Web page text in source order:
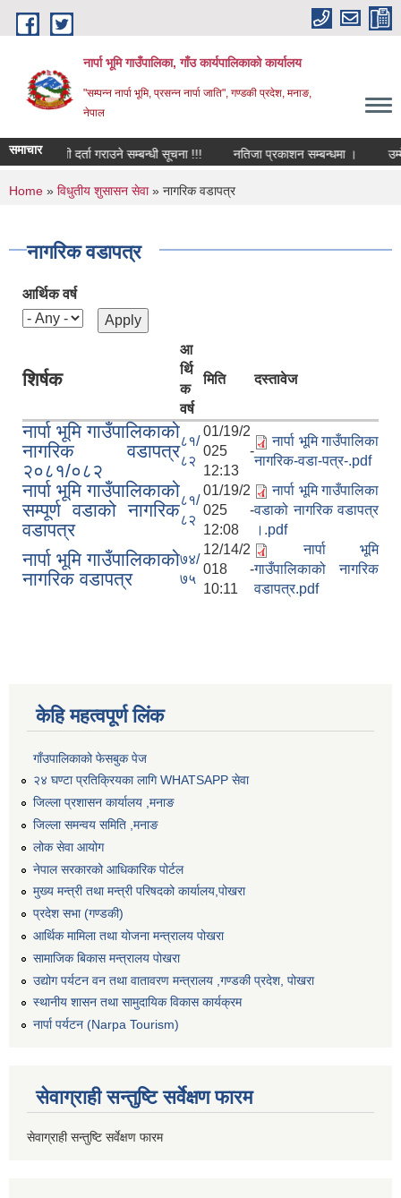
Skip to main content
नार्पा भूमि गाउँपालिका, गाँउ कार्यपालिकाको कार्यालय
"सम्पन्न नार्पा भूमि, प्रसन्न नार्पा जाति", गण्डकी प्रदेश, मनाङ,
नेपाल
समाचार सूची दर्ता गराउने सम्बन्धी सूचना !!! नतिजा प्रकाशन सम्बन्धमा ।
You are here
Home » विधुतीय शुसासन सेवा» नागरिक वडापत्र
नागरिक वडापत्र
आर्थिक वर्ष
शिर्षक
आ
र्थि
क
वर्ष
मिति दस्तावेज
नार्पा भूमि गाउँपालिकाको
नागरिक वडापत्र
२०८१/०८२
८१/
८२
01/19/2
025 -
12:13
नार्पा भूमि गाउँपालिका
नागरिक-वडा-पत्र-.pdf
नार्पा भूमि गाउँपालिकाको
सम्पूर्ण वडाको नागरिक
वडापत्र
८१/
८२
01/19/2
025 -
12:08
नार्पा भूमि गाउँपालिका
वडाको नागरिक वडापत्र
।.pdf
नार्पा भूमि गाउँपालिकाको
नागरिक वडापत्र
७४/
७५
12/14/2
018 -
10:11
नार्पा भूमि
गाउँपालिकाको नागरिक
वडापत्र.pdf
केहि महत्वपूर्ण लिंक
गाँउपालिकाको फेसबुक पेज
२४ घण्टा प्रतिक्रियका लागि WHATSAPP सेवा
जिल्ला प्रशासन कार्यालय ,मनाङ
जिल्ला समन्वय समिति ,मनाङ
लोक सेवा आयोग
नेपाल सरकारको आधिकारिक पोर्टल
मुख्य मन्त्री तथा मन्त्री परिषदको कार्यालय,पोखरा
प्रदेश सभा (गण्डकी)
आर्थिक मामिला तथा योजना मन्त्रालय पोखरा
सामाजिक बिकास मन्त्रालय पोखरा
उद्योग पर्यटन वन तथा वातावरण मन्त्रालय ,गण्डकी प्रदेश, पोखरा
स्थानीय शासन तथा सामुदायिक विकास कार्यक्रम
नार्पा पर्यटन (Narpa Tourism)
सेवाग्राही सन्तुष्टि सर्वेक्षण फारम
सेवाग्राही सन्तुष्टि सर्वेक्षण फारम